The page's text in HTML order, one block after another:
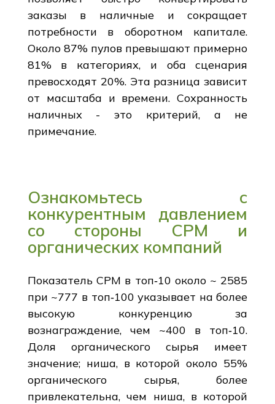
заказы в наличные и сокращает
потребности в оборотном капитале.
Около 87% пулов превышают примерно
81% в категориях, и оба сценария
превосходят 20%. Эта разница зависит
от масштаба и времени. Сохранность
наличных - это критерий, а не
примечание.
Ознакомьтесь с
конкурентным давлением
со стороны CPM и
органических компаний
Показатель CPM в топ‑10 около ~ 2585
при ~777 в топ‑100 указывает на более
высокую конкуренцию за
вознаграждение, чем ~400 в топ‑10.
Доля органического сырья имеет
значение; ниша, в которой около 55%
органического сырья, более
привлекательна, чем ниша, в которой